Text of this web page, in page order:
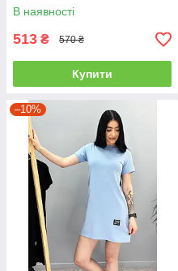
В наявності
513 ₴ 570 ₴
Купити
–10%